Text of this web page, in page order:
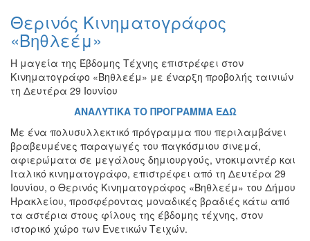
Ομιλίες
Διάφορες
Εκθέσεις
Εκδηλώσεις
για
Παιδιά
Άλλες
Εκδηλώσεις
ΤΟΠΟΣ
ΜΑΣ
Θερινός Κινηματογράφος
«Βηθλεέμ»
Η μαγεία της Έβδομης Τέχνης επιστρέφει στον
Κινηματογράφο «Βηθλεέμ» με έναρξη προβολής ταινιών
τη Δευτέρα 29 Ιουνίου
ΑΝΑΛΥΤΙΚΑ ΤΟ ΠΡΟΓΡΑΜΜΑ ΕΔΩ
Με ένα πολυσυλλεκτικό πρόγραμμα που περιλαμβάνει
βραβευμένες παραγωγές του παγκόσμιου σινεμά,
αφιερώματα σε μεγάλους δημιουργούς, ντοκιμαντέρ και
Ιταλικό κινηματογράφο, επιστρέφει από τη Δευτέρα 29
Ιουνίου, ο Θερινός Κινηματογράφος «Βηθλεέμ» του Δήμου
Ηρακλείου, προσφέροντας μοναδικές βραδιές κάτω από
τα αστέρια στους φίλους της έβδομης τέχνης, στον
ιστορικό χώρο των Ενετικών Τειχών.